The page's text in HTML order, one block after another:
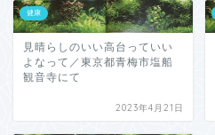
健康
見晴らしのいい高台っていい
よなって／東京都青梅市塩船
観音寺にて
2023年4月21日